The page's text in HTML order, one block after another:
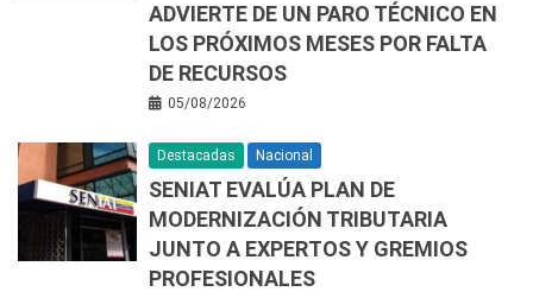
ADVIERTE DE UN PARO TÉCNICO EN
LOS PRÓXIMOS MESES POR FALTA
DE RECURSOS
05/08/2026
Destacadas Nacional
SENIAT EVALÚA PLAN DE
MODERNIZACIÓN TRIBUTARIA
JUNTO A EXPERTOS Y GREMIOS
PROFESIONALES